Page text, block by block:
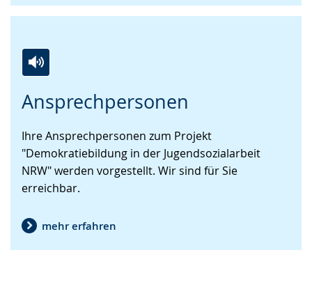
Ansprechpersonen
Leichten
Sprache
wechseln.
Audio-
Unterstützung.
Video
Deutscher
Gebärdensprache
wird
angezeigt.
Ihre Ansprechpersonen zum Projekt
"Demokratiebildung in der Jugendsozialarbeit
NRW" werden vorgestellt. Wir sind für Sie
erreichbar.
mehr erfahren